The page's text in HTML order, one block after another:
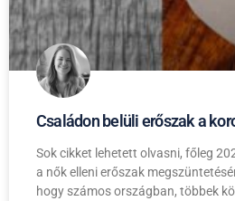
Családon belüli erőszak a
Sok cikket lehetett olvasni, főleg
a nők elleni erőszak
hogy számos országban, többek